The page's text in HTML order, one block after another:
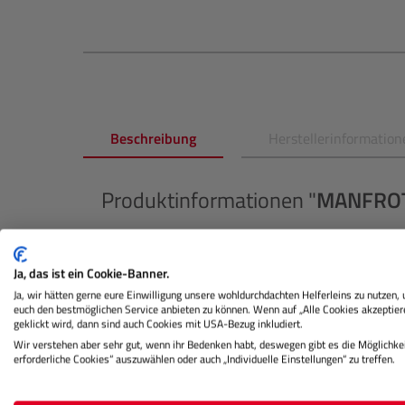
Beschreibung
Produktinformationen "
Das tragbare LED-Licht für KLYP+ von
Sie verfügt über einen integrierten
Montage. Mit einem Abstrahlwinkel von 60
bietet sie eine helle und gleichmäßige
Durch die dreistufige Dimmfunktion kann die
angepasst werden. Durch ihre kompakte Größe
Ja, das ist ein Cookie-Banner.
Ja, wir hätten gerne eure Einwilligung unsere wohldurchdachten Helferleins zu nutzen,
euch den bestmöglichen Service anbieten zu können. Wenn auf „Alle Cookies
geklickt wird, dann sind auch Cookies mit USA-Bezug inkludiert.
Wir verstehen aber sehr gut, wenn ihr Bedenken habt, deswegen gibt es die
erforderliche Cookies“ auszuwählen oder auch „Individuelle Einstellungen“ zu treffen.